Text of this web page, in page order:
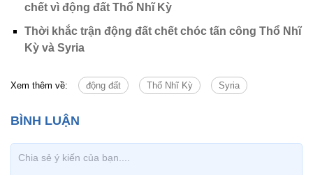
chết vì động đất Thổ Nhĩ Kỳ
Thời khắc trận động đất chết chóc tấn công Thổ Nhĩ
Kỳ và Syria
Xem thêm về: động đất Thổ Nhĩ Kỳ Syria